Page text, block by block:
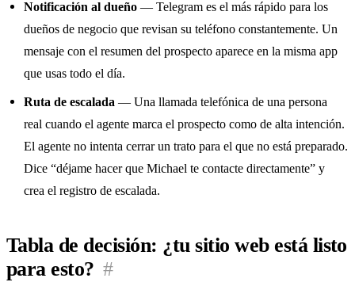
Notificación al dueño — Telegram es el más rápido para los
dueños de negocio que revisan su teléfono constantemente. Un
mensaje con el resumen del prospecto aparece en la misma app
que usas todo el día.
Ruta de escalada — Una llamada telefónica de una persona
real cuando el agente marca el prospecto como de alta intención.
El agente no intenta cerrar un trato para el que no está preparado.
Dice “déjame hacer que Michael te contacte directamente” y
crea el registro de escalada.
Tabla de decisión: ¿tu sitio web está listo
para esto? #